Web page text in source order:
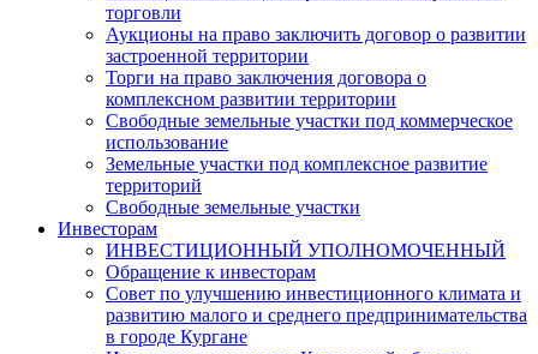
торговли
Аукционы на право заключить договор о развитии
застроенной территории
Торги на право заключения договора о
комплексном развитии территории
Свободные земельные участки под коммерческое
использование
Земельные участки под комплексное развитие
территорий
Свободные земельные участки
Инвесторам
ИНВЕСТИЦИОННЫЙ УПОЛНОМОЧЕННЫЙ
Обращение к инвесторам
Совет по улучшению инвестиционного климата и
развитию малого и среднего предпринимательства
в городе Кургане